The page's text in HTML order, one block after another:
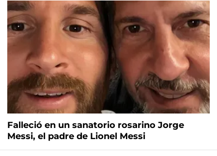
Falleció en un sanatorio rosarino Jorge
Messi, el padre de Lionel Messi